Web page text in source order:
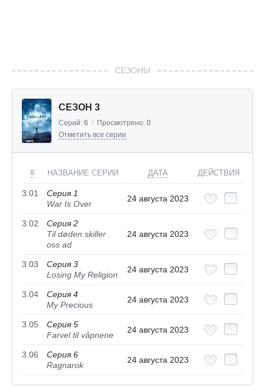
СЕЗОНЫ
СЕЗОН 3
Серий: 6 / Просмотрено: 0
Отметить все серии
# НАЗВАНИЕ СЕРИИ ДАТА ДЕЙСТВИЯ
3.01
Серия 1
War Is Over
24 августа 2023
3.02
Серия 2
Til døden skiller
oss ad
24 августа 2023
3.03
Серия 3
Losing My Religion
24 августа 2023
3.04
Серия 4
My Precious
24 августа 2023
3.05
Серия 5
Farvel til våpnene
24 августа 2023
3.06
Серия 6
Ragnarok
24 августа 2023